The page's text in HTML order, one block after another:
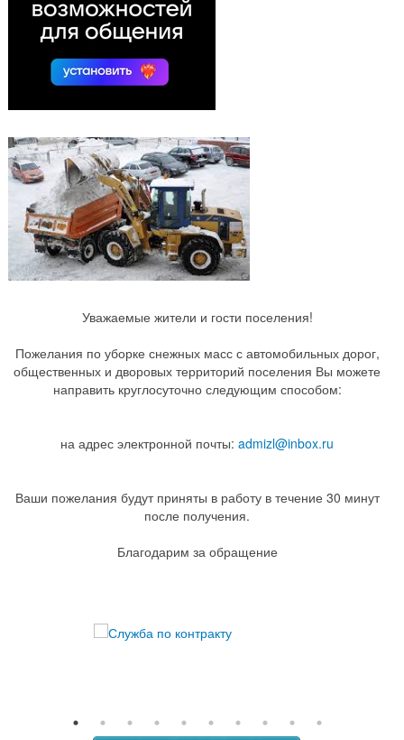
Уважаемые жители и гости поселения!
Пожелания по уборке снежных масс с автомобильных дорог,
общественных и дворовых территорий поселения Вы можете
направить круглосуточно следующим способом:
на адрес электронной почты: admizl@inbox.ru
Ваши пожелания будут приняты в работу в течение 30 минут
после получения.
Благодарим за обращение